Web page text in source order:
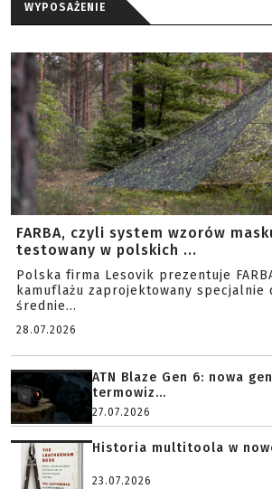
WYPOSAŻENIE
FARBA, czyli system wzorów
testowany w polskich ...
Polska firma Lesovik prezentuje
kamuflażu zaprojektowany specjalnie
średnie...
28.07.2026
ATN Blaze Gen 6: nowa
termowiz...
27.07.2026
Historia multitoola w
23.07.2026